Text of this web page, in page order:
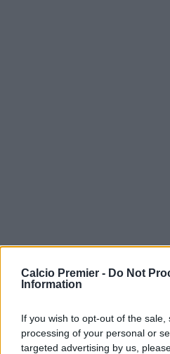
Calcio Premier - Do Not
Information
If you wish to opt-out of the
processing of your personal or
targeted advertising by us,